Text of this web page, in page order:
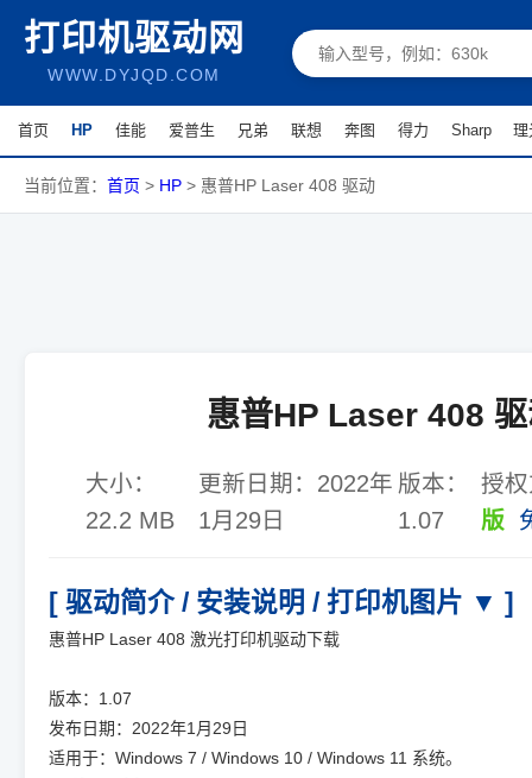
打印机驱动网
WWW.DYJQD.COM
首页 HP 佳能 爱普生 兄弟 联想 奔图 得力 Sharp 理
当前位置： 首页 > HP > 惠普HP Laser 408 驱动
惠普HP Laser 408
大小：
22.2 MB
更新日期： 2022年
1月29日
版本：
1.07
授
版
[ 驱动简介 / 安装说明 / 打印机图片 ▼ ]
惠普HP Laser 408 激光打印机驱动下载
版本：1.07
发布日期：2022年1月29日
适用于：Windows 7 / Windows 10 / Windows 11 系统。